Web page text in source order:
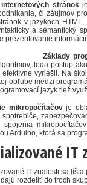
stránokje
či záujmov
v jazykoch
a sémantický
prezentovanie
Základy
teda postup
efektívne vyriešil. Na
obľube medzi
jazyk tiež
mikropočítačovje
spotrebiče,
spojenia
Arduino, ktorá sa
IT
IT znalosti sa
rozdeliť do troch